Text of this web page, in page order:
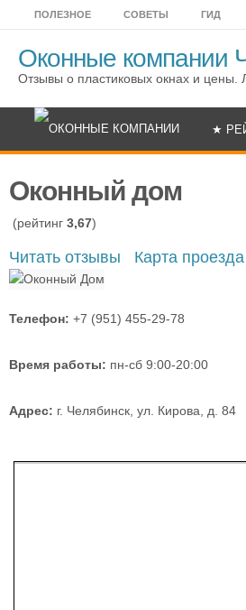
ПОЛЕЗНОЕ СОВЕТЫ ГИД
Оконные компании
Отзывы о пластиковых окнах и цены.
★
Оконный дом
(рейтинг 3,67)
Читать отзывы Карта проезда
Телефон: +7 (951) 455-29-78
Время работы: пн-сб 9:00-20:00
Адрес: г. Челябинск, ул. Кирова, д. 84